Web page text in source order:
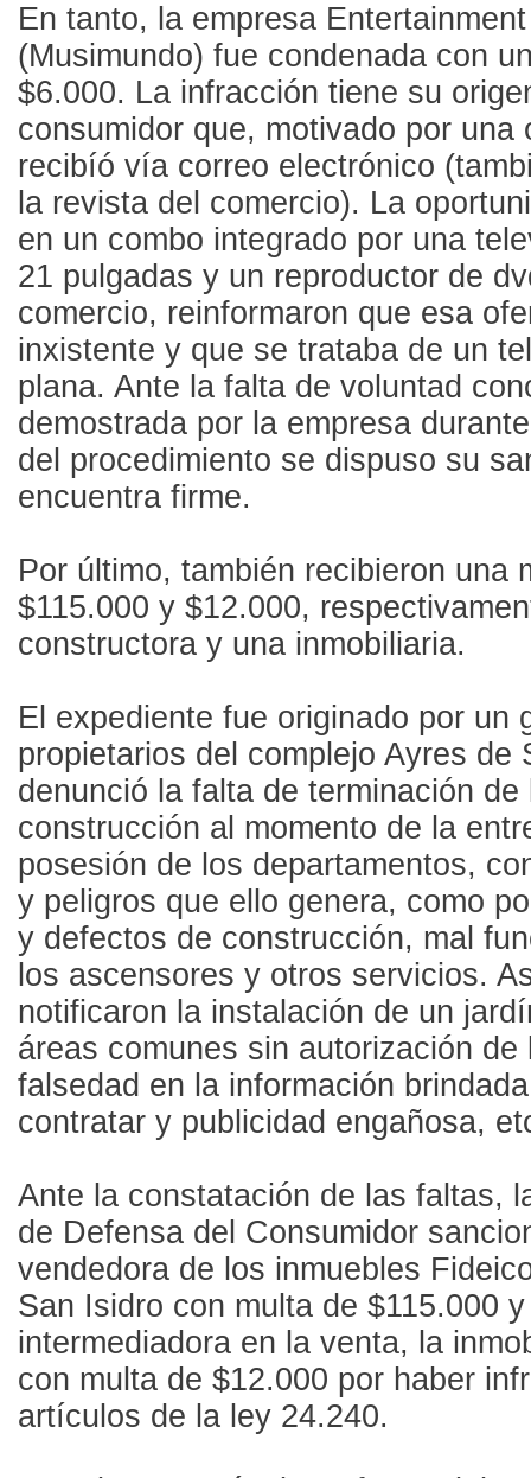
En tanto, la empresa
(Musimundo) fue condenada con
$6.000. La infracción tiene su
consumidor que, motivado por una
recibíó vía correo electrónico
la revista del comercio). La
en un combo integrado por una
21 pulgadas y un reproductor de
comercio, reinformaron que esa
inxistente y que se trataba de un
plana. Ante la falta de voluntad
demostrada por la empresa
del procedimiento se dispuso su
encuentra firme.
Por último, también recibieron una
$115.000 y $12.000,
constructora y una inmobiliaria.
El expediente fue originado por un
propietarios del complejo Ayres de
denunció la falta de terminación de
construcción al momento de la
posesión de los departamentos,
y peligros que ello genera, como
y defectos de construcción, mal
los ascensores y otros servicios.
notificaron la instalación de un
áreas comunes sin autorización de
falsedad en la información
contratar y publicidad engañosa,
Ante la constatación de las faltas,
de Defensa del Consumidor
vendedora de los inmuebles
San Isidro con multa de $115.000
intermediadora en la venta, la
con multa de $12.000 por haber
artículos de la ley 24.240.